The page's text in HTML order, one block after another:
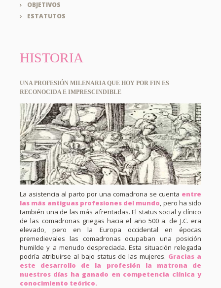
OBJETIVOS
ESTATUTOS
HISTORIA
UNA PROFESIÓN MILENARIA QUE HOY POR FIN ES
RECONOCIDA E IMPRESCINDIBLE
La asistencia al parto por una comadrona se cuenta entre
las más antiguas profesiones del mundo, pero ha sido
también una de las más afrentadas. El status social y clínico
de las comadronas griegas hacia el año 500 a. de J.C. era
elevado, pero en la Europa occidental en épocas
premedievales las comadronas ocupaban una posición
humilde y a menudo despreciada. Esta situación relegada
podría atribuirse al bajo status de las mujeres. Gracias a
este desarrollo de la profesión la matrona de
nuestros días ha ganado en competencia clínica y
conocimiento teórico.